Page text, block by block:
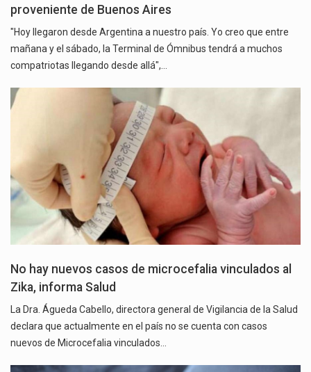
proveniente de Buenos Aires
"Hoy llegaron desde Argentina a nuestro país. Yo creo que entre
mañana y el sábado, la Terminal de Ómnibus tendrá a muchos
compatriotas llegando desde allá",…
No hay nuevos casos de microcefalia vinculados al
Zika, informa Salud
La Dra. Águeda Cabello, directora general de Vigilancia de la Salud
declara que actualmente en el país no se cuenta con casos
nuevos de Microcefalia vinculados…